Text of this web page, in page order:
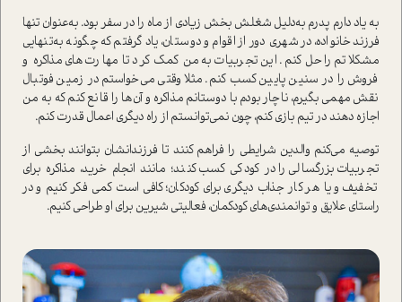
به یاد دارم پدرم به‌دلیل شغلش بخش زیادی از ماه را در سفر بود. به‌عنوان تنها
فرزند خانواده، در شهری دور از اقوام و دوستان، یاد گرفتم که چگونه به‌تنهایی
مشکلاتم را حل کنم. این تجربیات به من کمک کرد تا مهارت‌های مذاکره و
فروش را در سنین پایین کسب کنم. مثلا وقتی می‌خواستم در زمین فوتبال
نقش مهمی بگیرم، ناچار بودم با دوستانم مذاکره و آن‌ها را قانع کنم که به من
اجازه دهند در تیم بازی کنم، چون نمی‌توانستم از راه دیگری اعمال قدرت کنم.
توصیه می‌کنم والدین شرایطی را فراهم کنند تا فرزندانشان بتوانند بخشی از
تجربیات بزرگسالی را در کودکی کسب کنند؛ مانند انجام خرید، مذاکره برای
تخفیف و یا هر کار جذاب دیگری برای کودکان؛ کافی است کمی فکر کنیم و در
راستای علایق و توانمندی‌های کودکمان، فعالیتی شیرین برای او طراحی کنیم.